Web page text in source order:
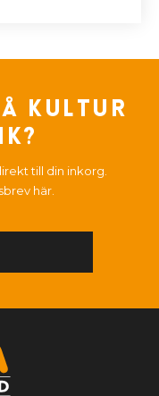
kultur
till din inkorg.
här.